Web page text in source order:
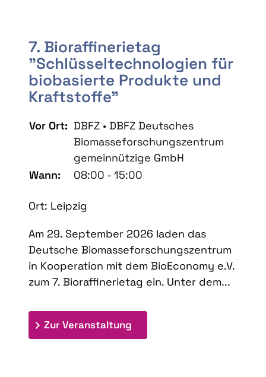
7. Bioraffinerietag
"Schlüsseltechnologien für
biobasierte Produkte und
Kraftstoffe"
Vor Ort: DBFZ • DBFZ Deutsches
Biomasseforschungszentrum
gemeinnützige GmbH
Wann:
08:00 - 15:00
Ort: Leipzig
Am 29. September 2026 laden das
Deutsche Biomasseforschungszentrum
in Kooperation mit dem BioEconomy e.V.
zum 7. Bioraffinerietag ein. Unter dem...
Zur Veranstaltung